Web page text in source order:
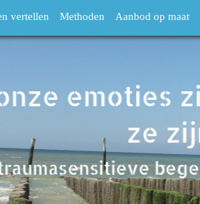
vertellen Methoden Aanbod op maat